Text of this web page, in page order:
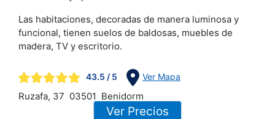
Las habitaciones, decoradas de manera luminosa y
funcional, tienen suelos de baldosas, muebles de
madera, TV y escritorio.
43.5 / 5 Ver Mapa
Ruzafa, 37 03501 Benidorm
Ver Precios